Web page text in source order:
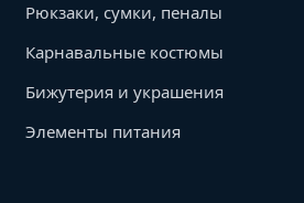
Рюкзаки, сумки, пеналы
Карнавальные костюмы
Бижутерия и украшения
Элементы питания